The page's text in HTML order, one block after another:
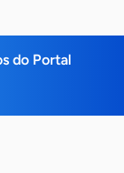
do Portal